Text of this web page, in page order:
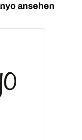
ansehen